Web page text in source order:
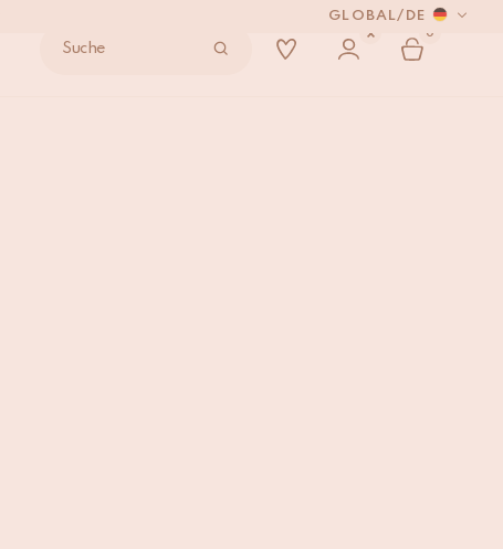
GLOBAL/ DE
Suche
0